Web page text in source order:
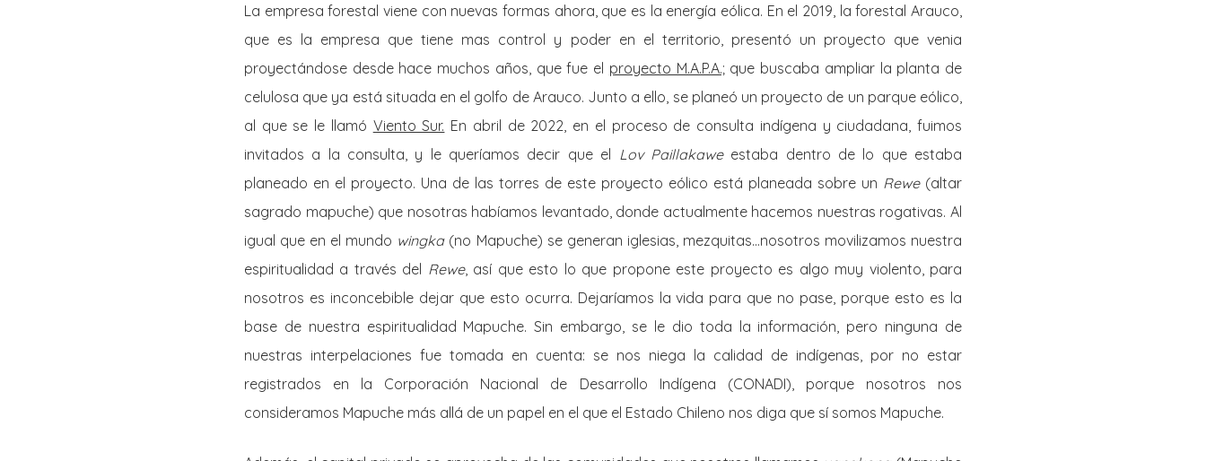
La empresa forestal viene con nuevas formas ahora, que es la energía eólica. En el 2019, la forestal Arauco,
que es la empresa que tiene mas control y poder en el territorio, presentó un proyecto que venia
proyectándose desde hace muchos años, que fue el proyecto M.A.P.A.; que buscaba ampliar la planta de
celulosa que ya está situada en el golfo de Arauco. Junto a ello, se planeó un proyecto de un parque eólico,
al que se le llamó Viento Sur. En abril de 2022, en el proceso de consulta indígena y ciudadana, fuimos
invitados a la consulta, y le queríamos decir que el Lov Paillakaweestaba dentro de lo que estaba
planeado en el proyecto. Una de las torres de este proyecto eólico está planeada sobre un Rewe(altar
sagrado mapuche) que nosotras habíamos levantado, donde actualmente hacemos nuestras rogativas. Al
igual que en el mundo wingka(no Mapuche) se generan iglesias, mezquitas…nosotros movilizamos nuestra
espiritualidad a través del Rewe, así que esto lo que propone este proyecto es algo muy violento, para
nosotros es inconcebible dejar que esto ocurra. Dejaríamos la vida para que no pase, porque esto es la
base de nuestra espiritualidad Mapuche. Sin embargo, se le dio toda la información, pero ninguna de
nuestras interpelaciones fue tomada en cuenta: se nos niega la calidad de indígenas, por no estar
registrados en la Corporación Nacional de Desarrollo Indígena (CONADI), porque nosotros nos
consideramos Mapuche más allá de un papel en el que el Estado Chileno nos diga que sí somos Mapuche.